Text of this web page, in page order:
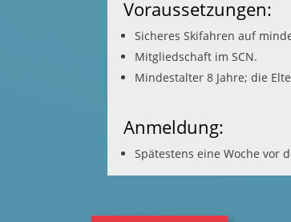
Voraussetzungen:
Sicheres Skifahren auf
Mitgliedschaft im SCN.
Mindestalter 8 Jahre; die
Anmeldung:
Spätestens eine Woche vor